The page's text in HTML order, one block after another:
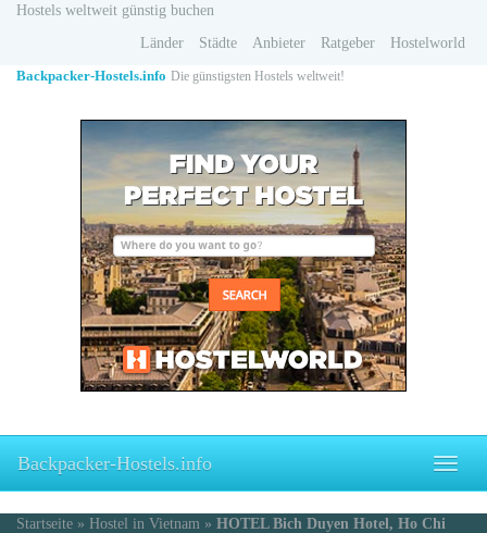
Skip
content
Hostels weltweit günstig buchen
Länder
Städte Anbieter Ratgeber
Hostelworld
Backpacker-Hostels.info Die günstigsten Hostels weltweit!
Toggle
Backpacker-Hostels.info
Startseite » Hostel in Vietnam » HOTEL Bich Duyen Hotel, Ho Chi